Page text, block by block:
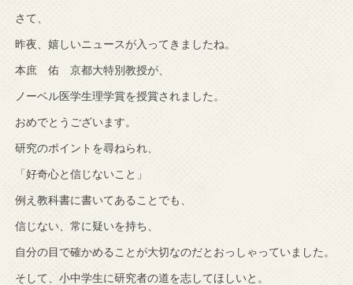
さて、
昨夜、嬉しいニュースが入ってきましたね。
本庶 佑 京都大特別教授が、
ノーベル医学生理学賞を授賞されました。
おめでとうございます。
研究のポイントを尋ねられ、
「好奇心と信じないこと」
例え教科書に書いてあることでも、
信じない、常に疑いを持ち、
自分の目で確かめることが大切なのだとおっしゃっていました。
そして、小中学生に研究者の道を志してほしいと。